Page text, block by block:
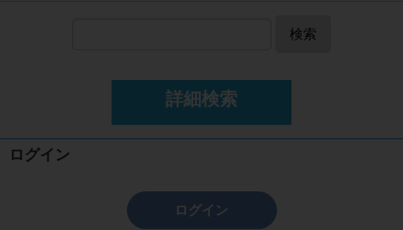
検索
詳細検索
ログイン
ログイン